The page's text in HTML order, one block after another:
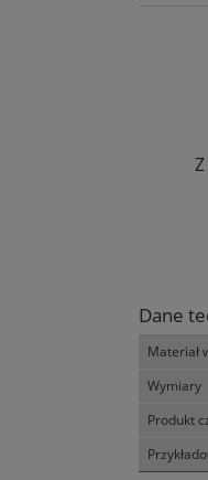
Dane
Materiał
Wymiary
Produkt